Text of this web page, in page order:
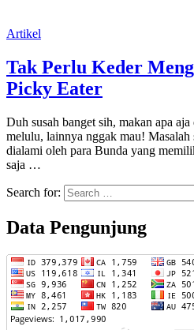
Artikel
Tak Perlu Keder
Picky Eater
Duh susah banget sih, makan apa
melulu, lainnya nggak mau! Masalah
dialami oleh para Bunda yang
saja …
Search for:
Data Pengunjung